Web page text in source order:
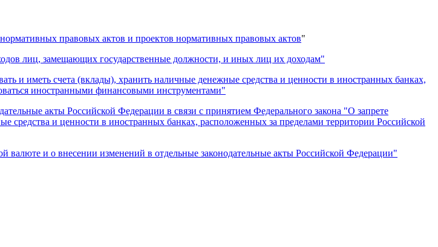
правовых актов и проектов нормативных правовых актов"
лиц, замещающих государственные должности, и иных лиц их доходам"
и иметь счета (вклады), хранить наличные денежные средства и ценности в иностранных банках,
иностранными финансовыми инструментами"
акты Российской Федерации в связи с принятием Федерального закона "О запрете
средства и ценности в иностранных банках, расположенных за пределами территории Российской
и о внесении изменений в отдельные законодательные акты Российской Федерации"